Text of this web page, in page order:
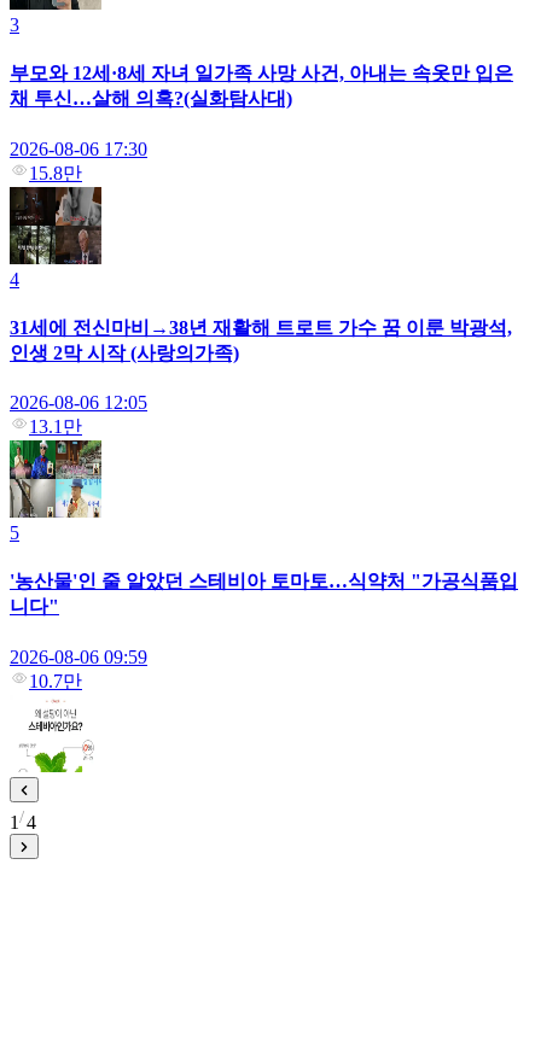
3
부모와 12세·8세 자녀 일가족 사망 사건, 아내는 속옷만 입은
채 투신…살해 의혹?(실화탐사대)
2026-08-06 17:30
15.8만
4
31세에 전신마비→38년 재활해 트로트 가수 꿈 이룬 박광석,
인생 2막 시작 (사랑의가족)
2026-08-06 12:05
13.1만
5
'농산물'인 줄 알았던 스테비아 토마토…식약처 "가공식품입
니다"
2026-08-06 09:59
10.7만
1 4